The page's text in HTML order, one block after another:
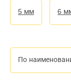
5 мм 6
По